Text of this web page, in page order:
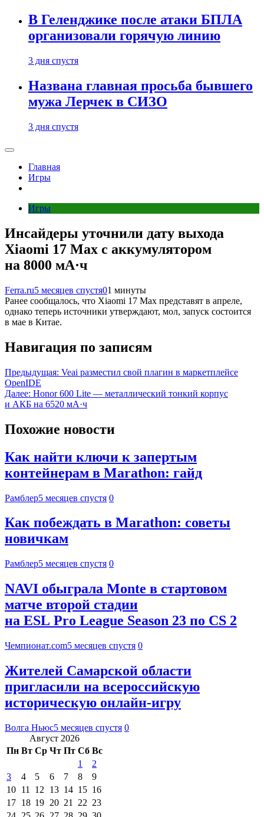
В Геленджике после атаки БПЛА
организовали горячую линию
3 дня спустя
Названа главная просьба бывшего
мужа Лерчек в СИЗО
3 дня спустя
Главная
Игры
Игры
Инсайдеры уточнили дату выхода
Xiaomi 17 Max с аккумулятором
на 8000 мА·ч
Ferra.ru5 месяцев спустя01 минуты
Ранее сообщалось, что Xiaomi 17 Max представят в апреле,
однако теперь источники утверждают, мол, запуск состоится
в мае в Китае.
Навигация по записям
Предыдущая: Veai разместил свой плагин в маркетплейсе
OpenIDE
Далее: Honor 600 Lite — металлический тонкий корпус
и АКБ на 6520 мА·ч
Похожие новости
Как найти ключи к запертым
контейнерам в Marathon: гайд
Рамблер5 месяцев спустя 0
Как побеждать в Marathon: советы
новичкам
Рамблер5 месяцев спустя 0
NAVI обыграла Monte в стартовом
матче второй стадии
на ESL Pro League Season 23 по CS 2
Чемпионат.com5 месяцев спустя 0
Жителей Самарской области
пригласили на всероссийскую
историческую онлайн-игру
Волга Ньюс5 месяцев спустя 0
Август 2026
Пн Вт Ср Чт Пт Сб Вс
1
2
3
4 5 6 7 8
9
10 11 12 13 14 15 16
17 18 19 20 21 22 23